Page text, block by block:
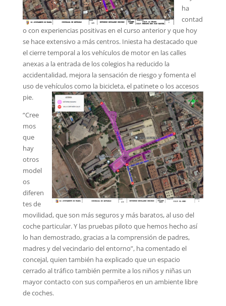
ha
contad
o con experiencias positivas en el curso anterior y que hoy
se hace extensivo a más centros. Iniesta ha destacado que
el cierre temporal a los vehículos de motor en las calles
anexas a la entrada de los colegios ha reducido la
accidentalidad, mejora la sensación de riesgo y fomenta el
uso de vehículos como la bicicleta, el patinete o los accesos
pie.
“Cree
mos
que
hay
otros
model
os
diferen
tes de
movilidad, que son más seguros y más baratos, al uso del
coche particular. Y las pruebas piloto que hemos hecho así
lo han demostrado, gracias a la comprensión de padres,
madres y del vecindario del entorno”, ha comentado el
concejal, quien también ha explicado que un espacio
cerrado al tráfico también permite a los niños y niñas un
mayor contacto con sus compañeros en un ambiente libre
de coches.